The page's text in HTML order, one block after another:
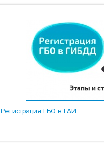
Регистрация ГБО в ГАИ